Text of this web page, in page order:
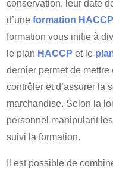
conservation, leur date
d’uneformation HACCP
formation vous initie à
le plan HACCP et le
dernier permet de
contrôler et d’assurer la
marchandise. Selon la
personnel manipulant
suivi la formation.
Il est possible de